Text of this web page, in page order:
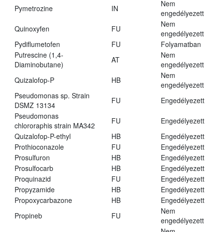
Pymetrozine
IN
Nem
engedélyezett
Quinoxyfen
FU
Nem
engedélyezett
Pydiflumetofen
FU
Folyamatban
Putrescine (1,4-
Diaminobutane)
AT
Nem
engedélyezett
Quizalofop-P
HB
Nem
engedélyezett
Pseudomonas sp. Strain
DSMZ 13134
FU
Engedélyezett
Pseudomonas
chlororaphis strain MA342
FU
Engedélyezett
Quizalofop-P-ethyl
HB
Engedélyezett
Prothioconazole
FU
Engedélyezett
Prosulfuron
HB
Engedélyezett
Prosulfocarb
HB
Engedélyezett
Proquinazid
FU
Engedélyezett
Propyzamide
HB
Engedélyezett
Propoxycarbazone
HB
Engedélyezett
Propineb
FU
Nem
engedélyezett